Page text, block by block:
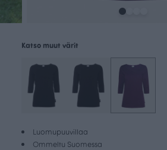
Luomupuuvillaa
Ommeltu Suomessa
Katso muut värit